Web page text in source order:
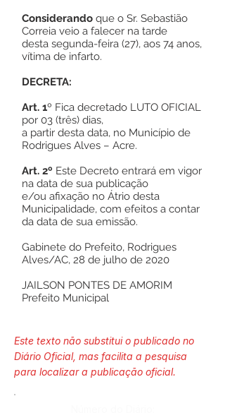
Considerando que o Sr. Sebastião
Correia veio a falecer na tarde
desta segunda-feira (27), aos 74 anos,
vítima de infarto.
DECRETA:
Art. 1º Fica decretado LUTO OFICIAL
por 03 (três) dias,
a partir desta data, no Município de
Rodrigues Alves – Acre.
Art. 2º Este Decreto entrará em vigor
na data de sua publicação
e/ou afixação no Átrio desta
Municipalidade, com efeitos a contar
da data de sua emissão.
Gabinete do Prefeito, Rodrigues
Alves/AC, 28 de julho de 2020
JAILSON PONTES DE AMORIM
Prefeito Municipal
Este texto não substitui o publicado no
Diário Oficial, mas facilita a pesquisa
para localizar a publicação oficial.